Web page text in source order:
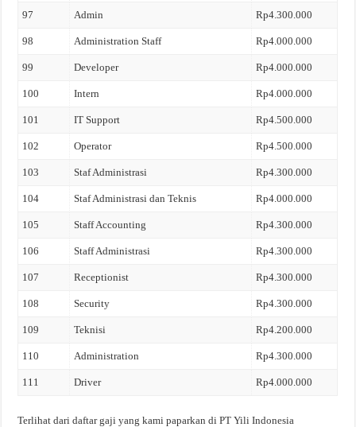
97 Admin Rp4.300.000
98 Administration Staff Rp4.000.000
99 Developer Rp4.000.000
100 Intern Rp4.000.000
101 IT Support Rp4.500.000
102 Operator Rp4.500.000
103 Staf Administrasi Rp4.300.000
104 Staf Administrasi dan Teknis Rp4.000.000
105 Staff Accounting Rp4.300.000
106 Staff Administrasi Rp4.300.000
107 Receptionist Rp4.300.000
108 Security Rp4.300.000
109 Teknisi Rp4.200.000
110 Administration Rp4.300.000
111 Driver Rp4.000.000
Terlihat dari daftar gaji yang kami paparkan di PT Yili Indonesia